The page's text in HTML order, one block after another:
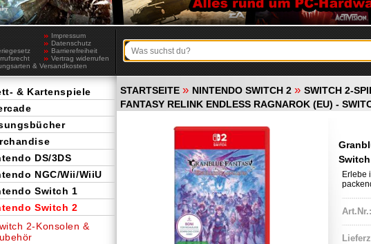
Impressum
Datenschutz
Barrierefreiheit
Vertrag widerrufen
& Versandkosten
STARTSEITE » NINTENDO SWITCH 2 » SWITCH 2-
FANTASY RELINK ENDLESS RAGNAROK (EU) -
Erlebe
Art.Nr.:
& Kartenspiele
DS/3DS
NGC/Wii/WiiU
Switch 1
Switch 2
2-Konsolen &